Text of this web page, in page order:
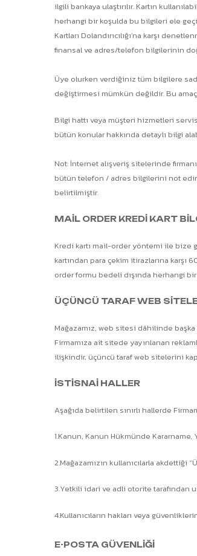
ilgili bankaya ulaştırılır. Kartın
herhangi bir koşulda bu bilgileri ele
Kartları Dolandırıcılığı’na karşı
finansal ve adres/telefon bilgilerinin
Üye olurken verdiğiniz tüm bilgilere
değiştirmesi mümkün değildir. Bu
Bilgi hattı veya müşteri hizmetleri
bütün konular hakkında detaylı bilgi
Not: İnternet alışveriş sitelerinde
bütün telefon / adres bilgilerini not
belirtilmiştir.
MAİL ORDER KREDİ KART
Kredi kartı mail-order yöntemi ile bize
kartından para çekim itirazlarına
order formu bedeli dışında herhangi
ÜÇÜNCÜ TARAF WEB
Mağazamız, web sitesi dâhilinde
Firmamıza ait sitede yayınlanan
ilişkindir, üçüncü taraf web sitelerini
İSTİSNAİ HALLER
Aşağıda belirtilen sınırlı hallerde
1.Kanun, Kanun Hükmünde
2.Mağazamızın kullanıcılarla
3.Yetkili idari ve adli otorite tarafından
4.Kullanıcıların hakları veya
E-POSTA GÜVENLİĞİ